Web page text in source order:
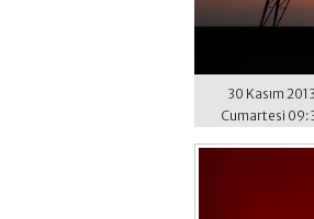
30 Kasım 2013
Cumartesi